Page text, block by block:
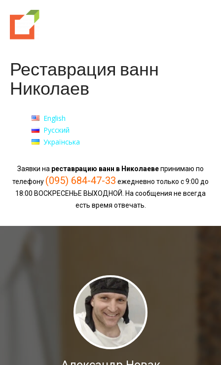
Реставрация ванн
Николаев
English
Русский
Українська
Заявки на реставрацию ванн в Николаевепринимаю по
телефону (095) 684-47-33 ежедневно только с 9:00 до
18:00 ВОСКРЕСЕНЬЕ ВЫХОДНОЙ. На сообщения не всегда
есть время отвечать.